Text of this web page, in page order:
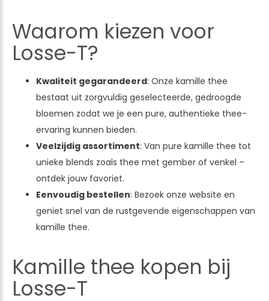
Waarom kiezen voor
Losse-T?
Kwaliteit gegarandeerd: Onze kamille thee
bestaat uit zorgvuldig geselecteerde, gedroogde
bloemen zodat we je een pure, authentieke thee-
ervaring kunnen bieden.
Veelzijdig assortiment: Van pure kamille thee tot
unieke blends zoals thee met gember of venkel –
ontdek jouw favoriet.
Eenvoudig bestellen: Bezoek onze website en
geniet snel van de rustgevende eigenschappen van
kamille thee.
Kamille thee kopen bij
Losse-T